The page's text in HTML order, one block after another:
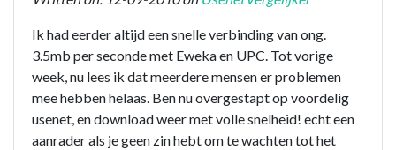
Ik had eerder altijd een snelle verbinding van ong.
3.5mb per seconde met Eweka en UPC. Tot vorige
week, nu lees ik dat meerdere mensen er problemen
mee hebben helaas. Ben nu overgestapt op voordelig
usenet, en download weer met volle snelheid! echt een
aanrader als je geen zin hebt om te wachten tot het